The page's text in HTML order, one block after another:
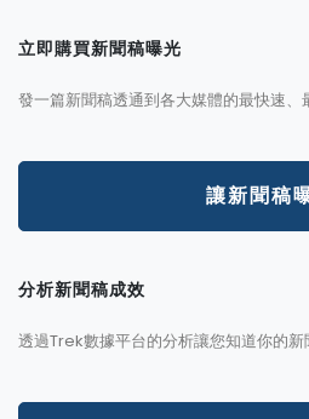
立即購買新聞稿曝光
發一篇新聞稿透通到各大媒體的最快速、
讓新聞稿
分析新聞稿成效
透過Trek數據平台的分析讓您知道你的新